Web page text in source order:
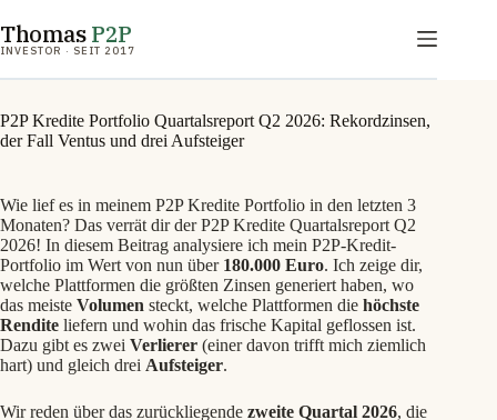
Inhalt
springen
ThomasP2P
INVESTOR · SEIT 2017
P2P Kredite Portfolio Quartalsreport Q2 2026: Rekordzinsen,
der Fall Ventus und drei Aufsteiger
Wie lief es in meinem P2P Kredite Portfolio in den letzten 3
Monaten? Das verrät dir der P2P Kredite Quartalsreport Q2
2026! In diesem Beitrag analysiere ich mein P2P-Kredit-
Portfolio im Wert von nun über 180.000 Euro. Ich zeige dir,
welche Plattformen die größten Zinsen generiert haben, wo
das meiste Volumen steckt, welche Plattformen die höchste
Rendite liefern und wohin das frische Kapital geflossen ist.
Dazu gibt es zwei Verlierer (einer davon trifft mich ziemlich
hart) und gleich drei Aufsteiger.
Wir reden über das zurückliegende zweite Quartal 2026, die